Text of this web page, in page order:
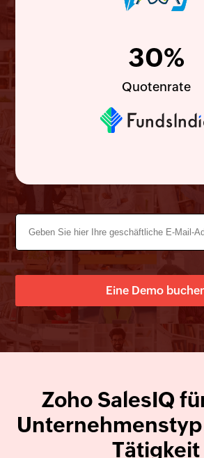
30%
Quotenrate
Eine Demo
Zoho SalesIQ
Tätigkeit